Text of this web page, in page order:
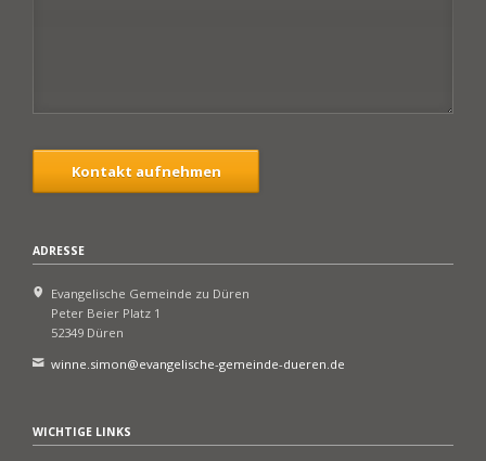
Kontakt aufnehmen
ADRESSE
Evangelische Gemeinde zu Düren
Peter Beier Platz 1
52349 Düren
winne.simon@evangelische-gemeinde-dueren.de
WICHTIGE LINKS